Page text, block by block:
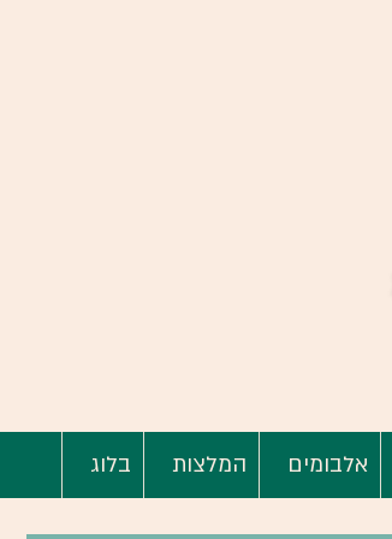
אלבומים המלצות בלוג